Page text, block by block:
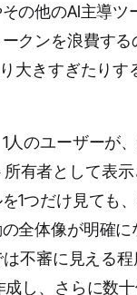
の他のAI主導ツ
クンを浪費する
大きすぎたりす
のユーザーが
有者として表
1つだけ見ても
全体像が明確に
不審に見える程
し、さらに数